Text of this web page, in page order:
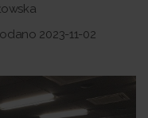
2023-11-02